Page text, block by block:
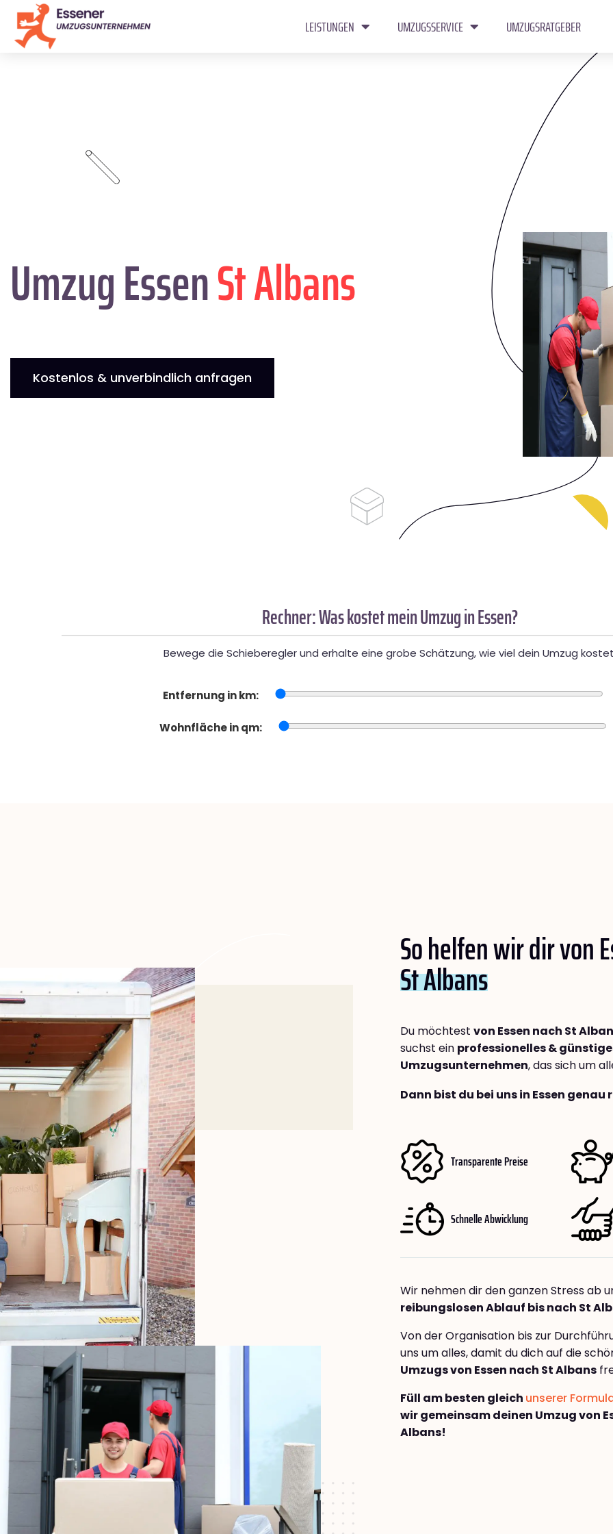
LEISTUNGEN UMZUGSSERVICE UMZUGSRATGEBER
Umzug EssenSt Albans
Kostenlos & unverbindlich anfragen
Rechner: Was kostet mein Umzug in Essen?
Bewege die Schieberegler und erhalte eine grobe Schätzung, wie viel dein Umzug
Entfernung in km:
Wohnfläche in qm:
So helfen wir dir von
St Albans
Du möchtest von Essen nach St
suchst ein professionelles &
Umzugsunternehmen, das sich um
Dann bist du bei uns in Essen
Transparente Preise
Schnelle Abwicklung
Wir nehmen dir den ganzen Stress ab
reibungslosen Ablauf bis nach St
Von der Organisation bis zur
uns um alles, damit du dich auf die
Umzugs von Essen nach St Albans
Füll am besten gleich unserer
wir gemeinsam deinen Umzug von
Albans!